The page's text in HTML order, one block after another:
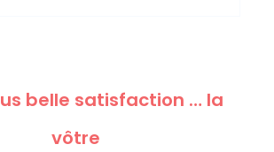
belle satisfaction … la
vôtre